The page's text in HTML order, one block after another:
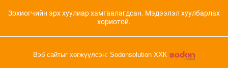
Зохиогчийн эрх хуулиар хамгаалагдсан. Мэдээлэл хуулбарлах
хориотой.
Вэб сайтыг хөгжүүлсэн: Sodonsolution ХХК